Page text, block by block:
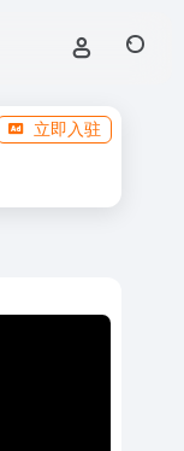
立即入驻